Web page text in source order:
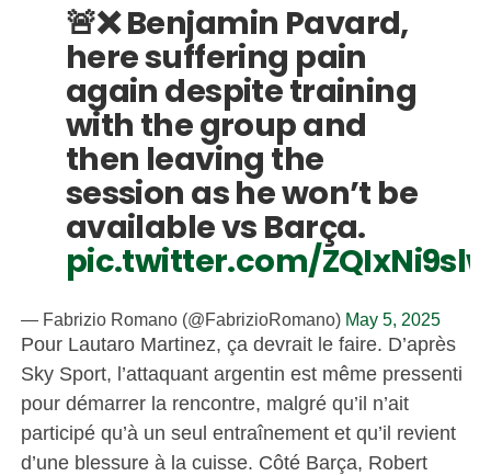
🚨❌ Benjamin Pavard,
here suffering pain
again despite training
with the group and
then leaving the
session as he won’t be
available vs Barça.
pic.twitter.com/
— Fabrizio Romano (@FabrizioRomano) May 5, 2025
Pour Lautaro Martinez, ça devrait le faire. D’après
Sky Sport, l’attaquant argentin est même pressenti
pour démarrer la rencontre, malgré qu’il n’ait
participé qu’à un seul entraînement et qu’il revient
d’une blessure à la cuisse. Côté Barça, Robert